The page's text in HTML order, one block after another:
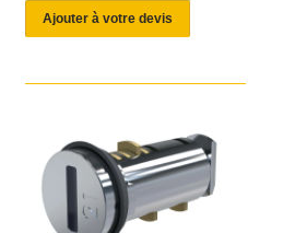
Ajouter à votre devis